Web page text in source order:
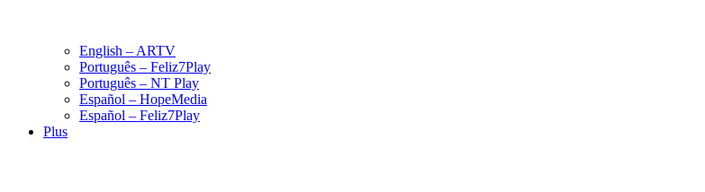
English – ARTV
Português – Feliz7Play
Português – NT Play
Español – HopeMedia
Español – Feliz7Play
Plus